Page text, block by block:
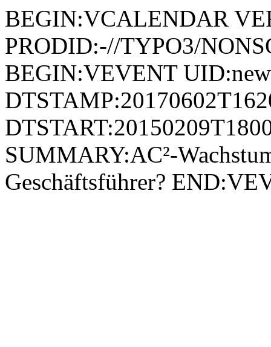
BEGIN:VCALENDAR
PRODID:-//TYPO3/
BEGIN:VEVENT
SUMMARY:AC²-
Geschäftsführer?